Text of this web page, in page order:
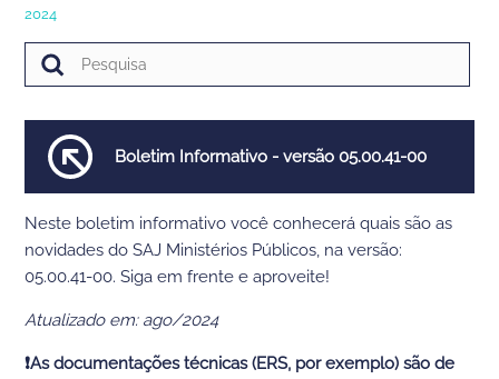
2024
Boletim Informativo - versão 05.00.41-00
Neste boletim informativo você conhecerá quais são as
novidades do SAJ Ministérios Públicos, na versão:
05.00.41-00. Siga em frente e aproveite!
Atualizado em: ago/2024
❗As documentações técnicas (ERS, por exemplo) são de